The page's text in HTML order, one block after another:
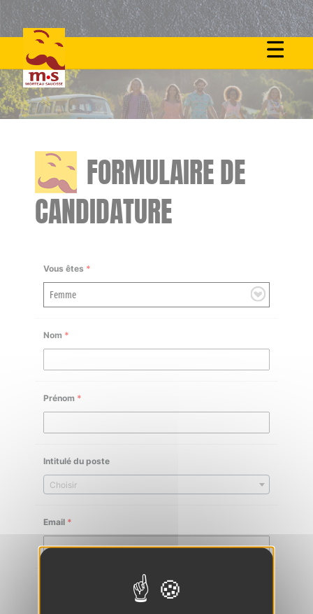
Skip
FORMULAIRE DE
CANDIDATURE
Vous êtes *
Nom *
Prénom *
Intitulé du poste
Choisir
Email *